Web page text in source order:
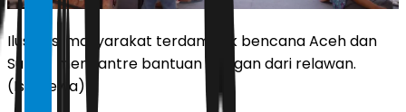
Ilustrasi masyarakat terdampak bencana Aceh dan
Sumut mengantre bantuan pangan dari relawan.
(Istimewa)